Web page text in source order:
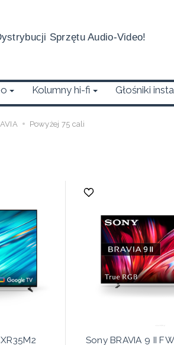
Sprzętu Audio-Video!
Kolumny hi-fi Głośniki
Powyżej 75 cali
Sony BRAVIA 9 II